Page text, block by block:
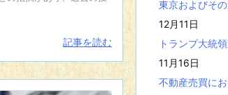
記事を読む
東京およびそ
12月11日
トランプ大統
11月16日
不動産売買に